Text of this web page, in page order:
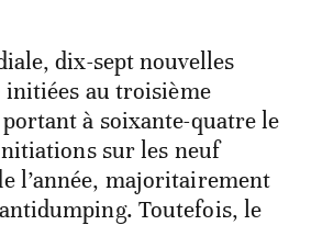
dix-sept nouvelles
initiées au troisième
à soixante-quatre le
sur les neuf
l’année, majoritairement
Toutefois, le